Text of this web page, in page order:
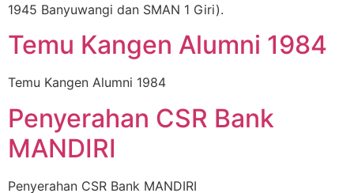
1945 Banyuwangi dan SMAN 1 Giri).
Temu Kangen Alumni 1984
Temu Kangen Alumni 1984
Penyerahan CSR Bank
MANDIRI
Penyerahan CSR Bank MANDIRI